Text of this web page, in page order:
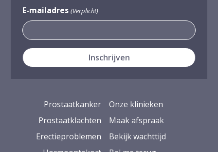
E-mailadres (Verplicht)
Prostaatkanker
Prostaatklachten
Erectieproblemen
Onze klinieken
Maak afspraak
Bekijk wachttijd